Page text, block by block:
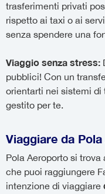
trasferimenti privati
rispetto ai taxi o ai
senza spendere una
Viaggio senza stress:
pubblici! Con un
orientarti nei sistemi
gestito per te.
Viaggiare da
Pola Aeroporto si trova
che puoi raggiungere
intenzione di viaggiare